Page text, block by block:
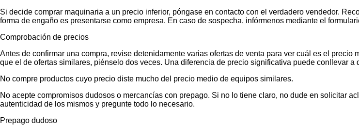
Si decide comprar maquinaria a un precio inferior, póngase en contacto con el verdadero vendedor.
forma de engaño es presentarse como empresa. En caso de sospecha, infórmenos mediante el
Comprobación de precios
Antes de confirmar una compra, revise detenidamente varias ofertas de venta para ver cuál es el
que el de ofertas similares, piénselo dos veces. Una diferencia de precio significativa puede conllevar
No compre productos cuyo precio diste mucho del precio medio de equipos similares.
No acepte compromisos dudosos o mercancías con prepago. Si no lo tiene claro, no dude en solicitar
autenticidad de los mismos y pregunte todo lo necesario.
Prepago dudoso